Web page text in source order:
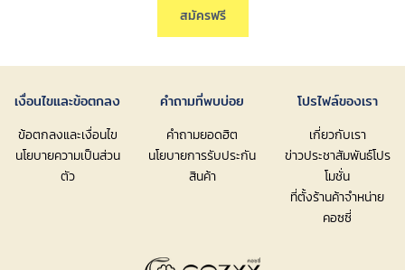
สมัครฟรี
เงื่อนไขและข้อตกลง
ข้อตกลงและเงื่อนไข
นโยบายความเป็นส่วน
ตัว
คำถามที่พบบ่อย
คำถามยอดฮิต
นโยบายการรับประกัน
สินค้า
โปรไฟล์ของเรา
เกี่ยวกับเรา
ข่าวประชาสัมพันธ์โปร
โมชั่น
ที่ตั้งร้านค้าจำหน่าย
คอซซี่